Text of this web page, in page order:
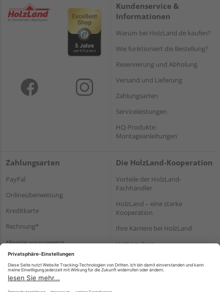
Kundenservice &
Informationen
Warum bei HolzLand.de kaufen?
Wie funktioniert die Bestellung?
Reservierung und Abholung
Versand und Lieferung
Zahlungsarten
Serviceleistungen
HQ-Produkte:
Montageanleitungen
Zahlungsarten
PayPal
Onlineüberweisung
Kreditkarte
Rechnung*
*Bonität vorausgesetzt
Die HolzLand-Kooperation
Vorteile der HolzLand-
Fachhändler
HolzLand – eine starke
Kooperation
Ihre Karriere bei HolzLand
Holz-Lexikon